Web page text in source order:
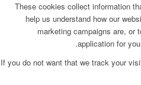
These cookies collect information
help us understand how our
marketing campaigns are, or
application for
If you do not want that we track your